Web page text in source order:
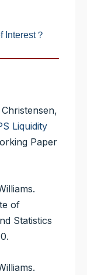
？
Liquidity
Paper
of
Statistics